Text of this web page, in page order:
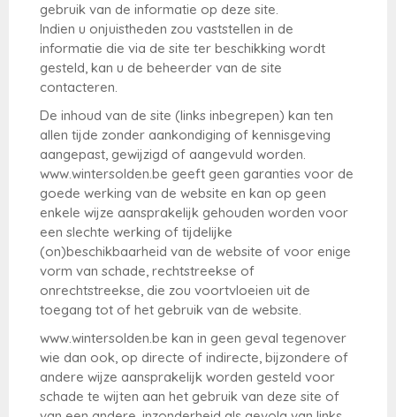
gebruik van de informatie op deze site.
Indien u onjuistheden zou vaststellen in de
informatie die via de site ter beschikking wordt
gesteld, kan u de beheerder van de site
contacteren.
De inhoud van de site (links inbegrepen) kan ten
allen tijde zonder aankondiging of kennisgeving
aangepast, gewijzigd of aangevuld worden.
www.wintersolden.be geeft geen garanties voor de
goede werking van de website en kan op geen
enkele wijze aansprakelijk gehouden worden voor
een slechte werking of tijdelijke
(on)beschikbaarheid van de website of voor enige
vorm van schade, rechtstreekse of
onrechtstreekse, die zou voortvloeien uit de
toegang tot of het gebruik van de website.
www.wintersolden.be kan in geen geval tegenover
wie dan ook, op directe of indirecte, bijzondere of
andere wijze aansprakelijk worden gesteld voor
schade te wijten aan het gebruik van deze site of